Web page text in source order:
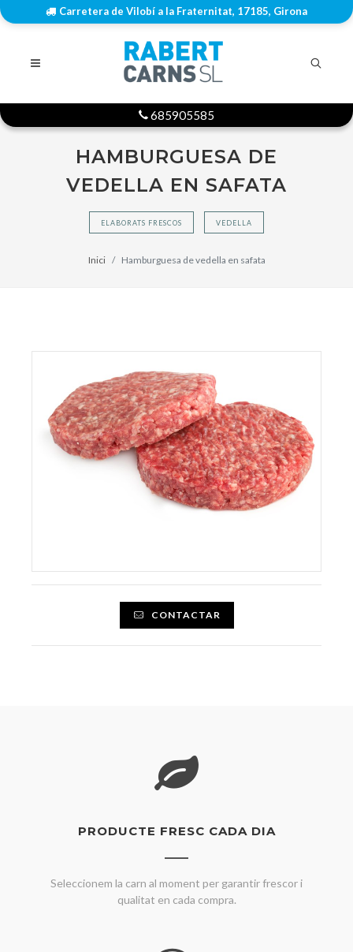
Carretera de Vilobí a la Fraternitat, 17185, Girona
685905585
HAMBURGUESA DE
VEDELLA EN SAFATA
ELABORATS FRESCOS VEDELLA
Inici Hamburguesa de vedella en safata
CONTACTAR
PRODUCTE FRESC CADA DIA
Seleccionem la carn al moment per garantir frescor i
qualitat en cada compra.